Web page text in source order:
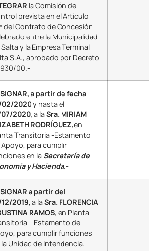
la Comisión de
prevista en el Artículo
del Contrato de Concesión
entre la Municipalidad
y la Empresa Terminal
S.A., aprobado por Decreto
930/00.-
a partir de fecha
02/2020y hasta el
07/2020, a laSra. MIRIAM
RODRÍGUEZ,en
Transitoria -Estamento
Apoyo, para cumplir
en la Secretaría de
y Hacienda.-
a partir del
12/2019, a laSra. FLORENCIA
RAMOS, en Planta
– Estamento de
para cumplir funciones
la Unidad de Intendencia.-